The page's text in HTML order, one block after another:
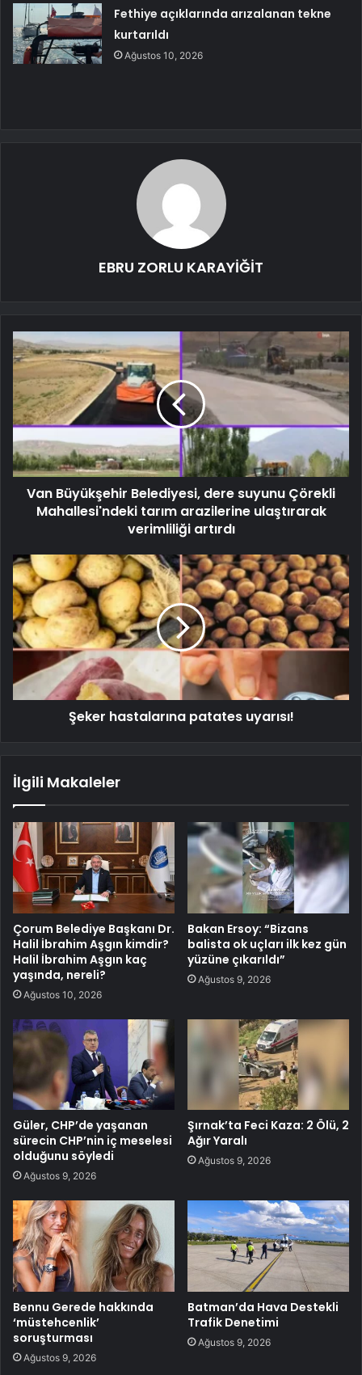
Fethiye açıklarında arızalanan tekne
kurtarıldı
Ağustos 10, 2026
EBRU ZORLU KARAYİĞİT
Van Büyükşehir Belediyesi, dere suyunu Çörekli
Mahallesi'ndeki tarım arazilerine ulaştırarak
verimliliği artırdı
Şeker hastalarına patates uyarısı!
İlgili Makaleler
Çorum Belediye Başkanı Dr.
Halil İbrahim Aşgın kimdir?
Halil İbrahim Aşgın kaç
yaşında, nereli?
Ağustos 10, 2026
Bakan Ersoy: “Bizans
balista ok uçları ilk kez gün
yüzüne çıkarıldı”
Ağustos 9, 2026
Güler, CHP’de yaşanan
sürecin CHP’nin iç meselesi
olduğunu söyledi
Ağustos 9, 2026
Şırnak’ta Feci Kaza: 2 Ölü, 2
Ağır Yaralı
Ağustos 9, 2026
Bennu Gerede hakkında
‘müstehcenlik’
soruşturması
Ağustos 9, 2026
Batman’da Hava Destekli
Trafik Denetimi
Ağustos 9, 2026